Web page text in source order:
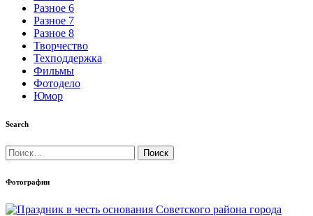
Разное 6
Разное 7
Разное 8
Творчество
Техподдержка
Фильмы
Фотодело
Юмор
Search
Найти:
Фотографии